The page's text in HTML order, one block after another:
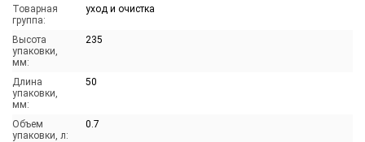
Товарная
группа:
уход и очистка
Высота
упаковки,
мм:
235
Длина
упаковки,
мм:
50
Объем
упаковки, л:
0.7